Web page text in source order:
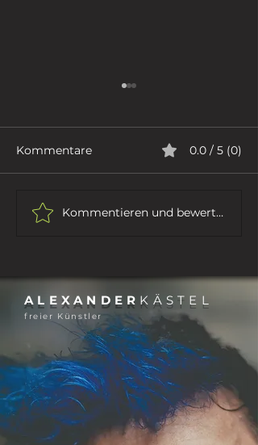
ICH GEHE
Kommentare 0.0 / 5 (0)
Kommentieren und bewerten...
ALEXANDER KÄSTEL
freier Künstler